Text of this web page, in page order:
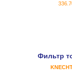
Фильтр